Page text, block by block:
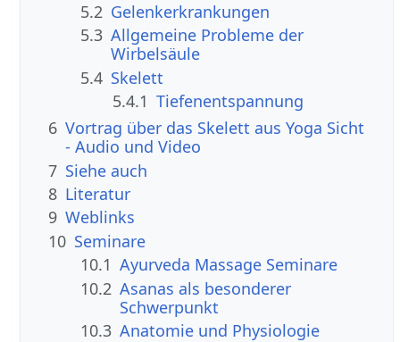
5.2 Gelenkerkrankungen
5.3 Allgemeine Probleme der
Wirbelsäule
5.4 Skelett
5.4.1 Tiefenentspannung
6 Vortrag über das Skelett aus Yoga Sicht
- Audio und Video
7 Siehe auch
8 Literatur
9 Weblinks
10 Seminare
10.1 Ayurveda Massage Seminare
10.2 Asanas als besonderer
Schwerpunkt
10.3 Anatomie und Physiologie